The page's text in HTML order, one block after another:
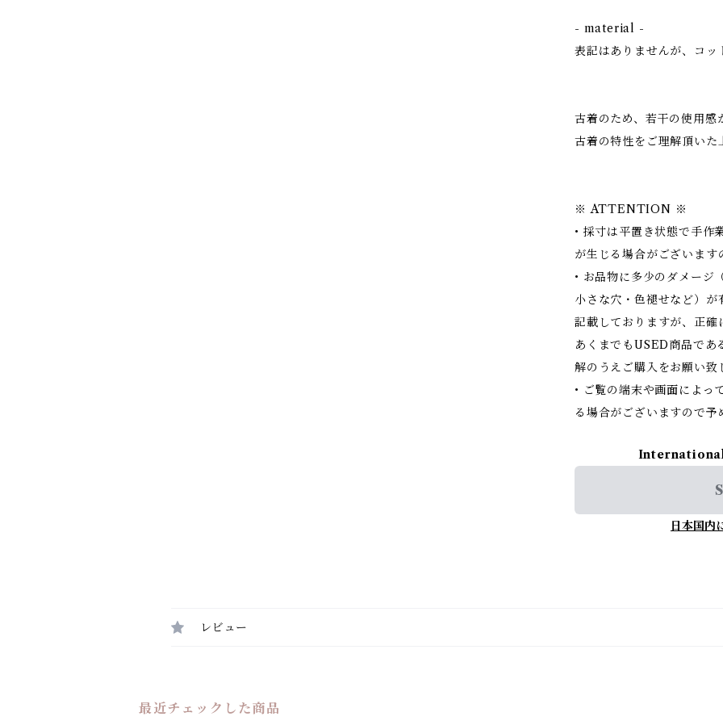
- material -
表記はありませんが、コッ
古着のため、若干の使用感
古着の特性をご理解頂いた
※ ATTENTION ※
• 採寸は平置き状態で手作
が生じる場合がございます
• お品物に多少のダメージ
小さな穴・色褪せなど）
記載しておりますが、正確
あくまでもUSED商品であ
解のうえご購入をお願い致
• ご覧の端末や画面によっ
る場合がございますので予
日本国内
レビュー
最近チェックした商品